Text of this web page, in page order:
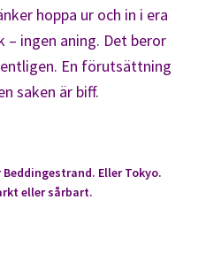
hoppa ur och in i era
– ingen aning. Det beror
En förutsättning
saken är biff.
Eller Tokyo.
eller sårbart.